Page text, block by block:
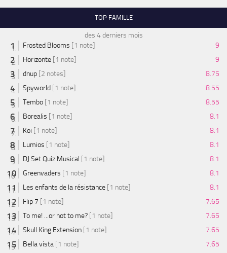
TOP FAMILLE
des 4 derniers mois
Frosted Blooms [1 note]
9
Horizonte [1 note]
9
dnup [2 notes]
8.75
Spyworld [1 note]
8.55
Tembo [1 note]
8.55
Borealis [1 note]
8.1
Koi [1 note]
8.1
Lumios [1 note]
8.1
DJ Set Quiz Musical [1 note]
8.1
Greenvaders [1 note]
8.1
Les enfants de la résistance [1 note]
8.1
Flip 7 [1 note]
7.65
To me! ...or not to me? [1 note]
7.65
Skull King Extension [1 note]
7.65
Bella vista [1 note]
7.65